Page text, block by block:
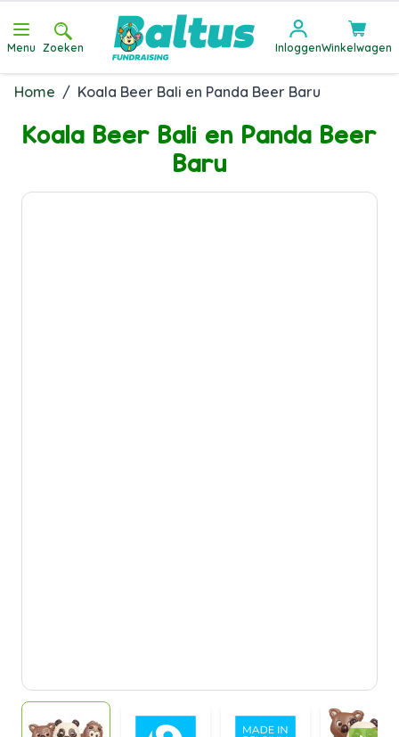
Ga direct door naar de inhoud
Menu Zoeken InloggenWinkelwagen
Home / Koala Beer Bali en Panda Beer Baru
Koala Beer Bali en Panda Beer
Baru